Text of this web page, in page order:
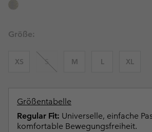
Größe:
XS S M L XL
Größentabelle
Regular Fit: Universelle, einfache
komfortable Bewegungsfreiheit.